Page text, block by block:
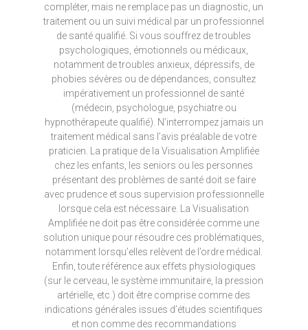
compléter, mais ne remplace pas un diagnostic, un
traitement ou un suivi médical par un professionnel
de santé qualifié. Si vous souffrez de troubles
psychologiques, émotionnels ou médicaux,
notamment de troubles anxieux, dépressifs, de
phobies sévères ou de dépendances, consultez
impérativement un professionnel de santé
(médecin, psychologue, psychiatre ou
hypnothérapeute qualifié). N’interrompez jamais un
traitement médical sans l’avis préalable de votre
praticien. La pratique de la Visualisation Amplifiée
chez les enfants, les seniors ou les personnes
présentant des problèmes de santé doit se faire
avec prudence et sous supervision professionnelle
lorsque cela est nécessaire. La Visualisation
Amplifiée ne doit pas être considérée comme une
solution unique pour résoudre ces problématiques,
notamment lorsqu’elles relèvent de l’ordre médical.
Enfin, toute référence aux effets physiologiques
(sur le cerveau, le système immunitaire, la pression
artérielle, etc.) doit être comprise comme des
indications générales issues d’études scientifiques
et non comme des recommandations